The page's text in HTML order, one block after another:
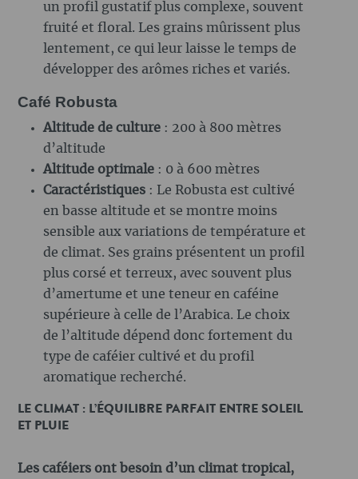
un profil gustatif plus complexe, souvent
fruité et floral. Les grains mûrissent plus
lentement, ce qui leur laisse le temps de
développer des arômes riches et variés.
Café Robusta
Altitude de culture : 200 à 800 mètres
d’altitude
Altitude optimale : 0 à 600 mètres
Caractéristiques : Le Robusta est cultivé
en basse altitude et se montre moins
sensible aux variations de température et
de climat. Ses grains présentent un profil
plus corsé et terreux, avec souvent plus
d’amertume et une teneur en caféine
supérieure à celle de l’Arabica. Le choix
de l’altitude dépend donc fortement du
type de caféier cultivé et du profil
aromatique recherché.
LE CLIMAT : L’ÉQUILIBRE PARFAIT ENTRE SOLEIL
ET PLUIE
Les caféiers ont besoin d’un climat tropical,